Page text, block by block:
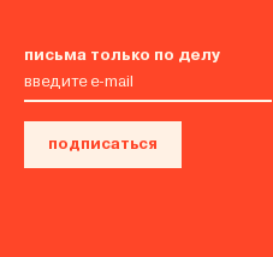
письма только по делу
подписаться